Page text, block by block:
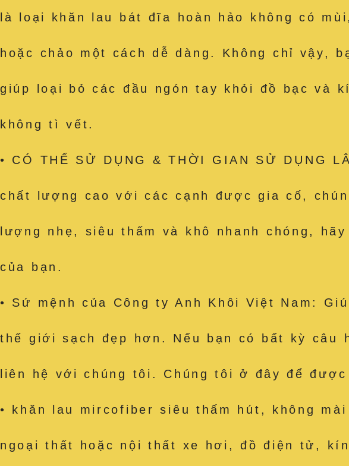
là loại khăn lau bát đĩa hoàn hảo không có
hoặc chảo một cách dễ dàng. Không chỉ vậy,
giúp loại bỏ các đầu ngón tay khỏi đồ bạc và
không tì vết.
• CÓ THỂ SỬ DỤNG & THỜI GIAN SỬ DỤNG
chất lượng cao với các cạnh được gia cố,
lượng nhẹ, siêu thấm và khô nhanh chóng,
của bạn.
• Sứ mệnh của Công ty Anh Khôi Việt Nam:
thế giới sạch đẹp hơn. Nếu bạn có bất kỳ câu
liên hệ với chúng tôi. Chúng tôi ở đây để
• khăn lau mircofiber siêu thấm hút, không
ngoại thất hoặc nội thất xe hơi, đồ điện tử,